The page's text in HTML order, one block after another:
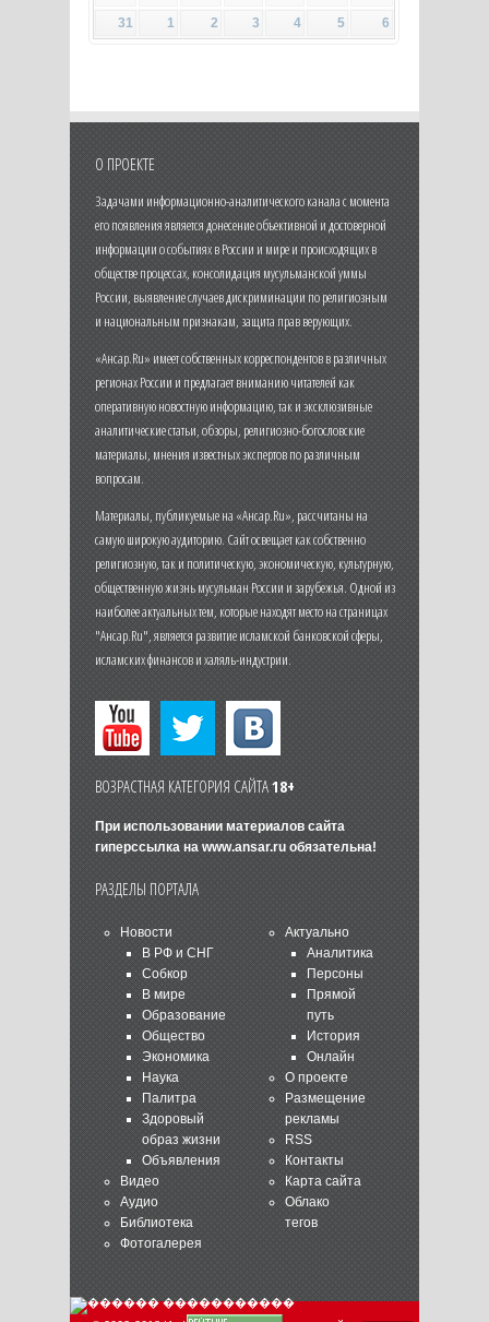
31
1 2 3 4 5 6
О ПРОЕКТЕ
Задачами информационно-аналитического канала с момента
его появления является донесение объективной и достоверной
информации о событиях в России и мире и происходящих в
обществе процессах, консолидация мусульманской уммы
России, выявление случаев дискриминации по религиозным
и национальным признакам, защита прав верующих.
«Ансар.Ru» имеет собственных корреспондентов в различных
регионах России и предлагает вниманию читателей как
оперативную новостную информацию, так и эксклюзивные
аналитические статьи, обзоры, религиозно-богословские
материалы, мнения известных экспертов по различным
вопросам.
Материалы, публикуемые на «Ансар.Ru», рассчитаны на
самую широкую аудиторию. Сайт освещает как собственно
религиозную, так и политическую, экономическую, культурную,
общественную жизнь мусульман России и зарубежья. Одной из
наиболее актуальных тем, которые находят место на страницах
"Ансар.Ru", является развитие исламской банковской сферы,
исламских финансов и халяль-индустрии.
ВОЗРАСТНАЯ КАТЕГОРИЯ САЙТА18+
При использовании материалов сайта
гиперссылка на www.ansar.ruобязательна!
РАЗДЕЛЫ ПОРТАЛА
Новости
В РФ и СНГ
Собкор
В мире
Образование
Общество
Экономика
Наука
Палитра
Здоровый
образ жизни
Объявления
Видео
Аудио
Библиотека
Фотогалерея
Актуально
Аналитика
Персоны
Прямой
путь
История
Онлайн
О проекте
Размещение
рекламы
RSS
Контакты
Карта сайта
Облако
тегов